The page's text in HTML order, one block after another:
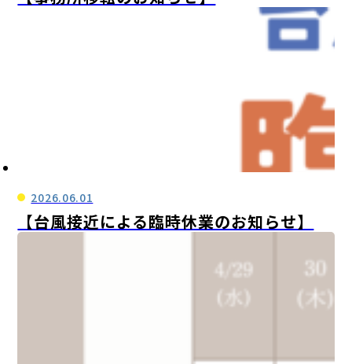
2026.06.01
【台風接近による臨時休業のお知らせ】